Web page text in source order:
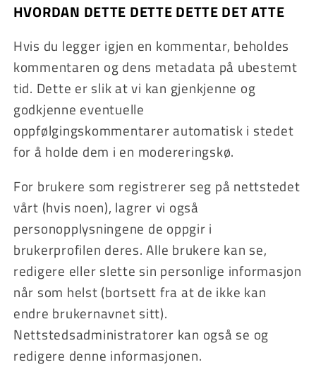
HVORDAN DETTE DETTE DETTE DET ATTE
Hvis du legger igjen en kommentar, beholdes
kommentaren og dens metadata på ubestemt
tid. Dette er slik at vi kan gjenkjenne og
godkjenne eventuelle
oppfølgingskommentarer automatisk i stedet
for å holde dem i en modereringskø.
For brukere som registrerer seg på nettstedet
vårt (hvis noen), lagrer vi også
personopplysningene de oppgir i
brukerprofilen deres. Alle brukere kan se,
redigere eller slette sin personlige informasjon
når som helst (bortsett fra at de ikke kan
endre brukernavnet sitt).
Nettstedsadministratorer kan også se og
redigere denne informasjonen.